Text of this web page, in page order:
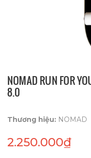
NOMAD RUN FOR
8.0
Thương hiệu: NOMAD
2.250.000₫